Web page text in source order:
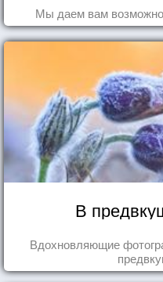
Мы даем вам
В
Вдохновляющие